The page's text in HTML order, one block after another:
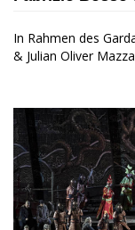
In Rahmen des
& Julian Oliver